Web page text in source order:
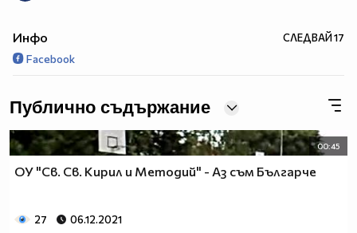
Инфо СЛЕДВАЙ17
Facebook
Публично съдържание
00:45
ОУ "Св. Св. Кирил и Методий" - Аз съм Българче
27 06.12.2021